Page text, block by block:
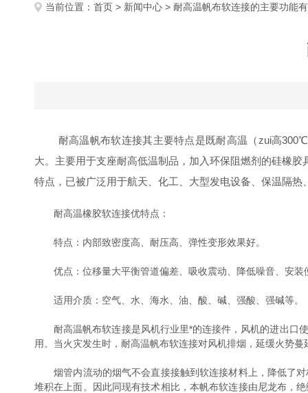
当前位置： 首页 > 新闻中心 > 耐高温帆布软连接的主要功能
耐高温帆布软连接其主要特点是既耐高温（zui高300℃
大。主要用于支座耐高低温制品，加入环保阻燃剂的硅橡
特点，已被广泛用于航天、化工、大型发电设备、保温隔
耐高温橡胶软连接优特点：
特点：内部致密度高、耐压高、弹性变形效果好。
优点：位移量大平衡管道偏差、吸收震动、降低噪音、安装
适用介质：空气、水、海水、油、酸、碱、强酸、强碱等。
耐高温帆布软连接是风机行业里*的连接件，风机的进出口使
用。当火灾发生时，耐高温帆布软连接对风机排烟，延缓火势
烟管内流动的烟气不会直接接触到软连接材料上，降低了对
堆积在上面。因此同现有技术相比，本帆布软连接由尼龙布，